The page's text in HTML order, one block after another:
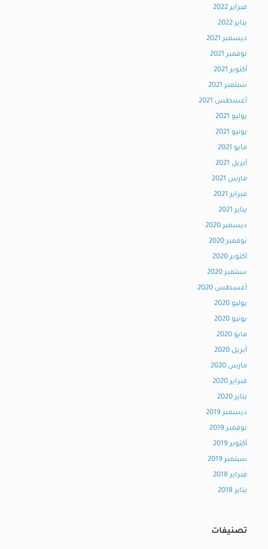
فبراير 2022
يناير 2022
ديسمبر 2021
نوفمبر 2021
أكتوبر 2021
سبتمبر 2021
أغسطس 2021
يوليو 2021
يونيو 2021
مايو 2021
أبريل 2021
مارس 2021
فبراير 2021
يناير 2021
ديسمبر 2020
نوفمبر 2020
أكتوبر 2020
سبتمبر 2020
أغسطس 2020
يوليو 2020
يونيو 2020
مايو 2020
أبريل 2020
مارس 2020
فبراير 2020
يناير 2020
ديسمبر 2019
نوفمبر 2019
أكتوبر 2019
سبتمبر 2019
فبراير 2018
يناير 2018
تصنيفات